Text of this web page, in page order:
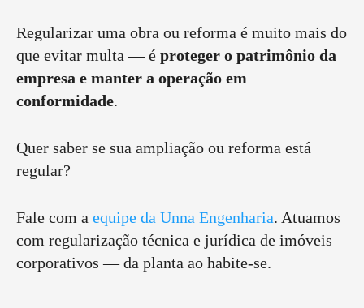
Regularizar uma obra ou reforma é muito mais do
que evitar multa — é proteger o patrimônio da
empresa e manter a operação em
conformidade.
Quer saber se sua ampliação ou reforma está
regular?
Fale com a equipe da Unna Engenharia. Atuamos
com regularização técnica e jurídica de imóveis
corporativos — da planta ao habite-se.